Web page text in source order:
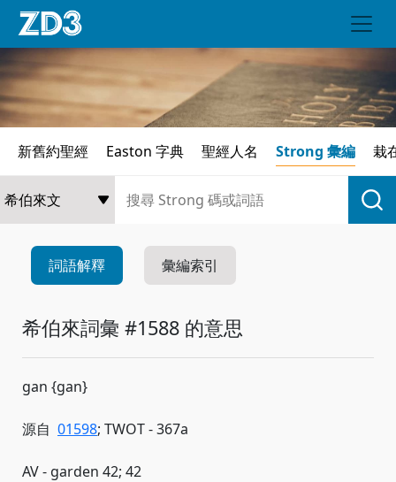
新舊約聖經 Easton 字典 聖經人名 Strong 彙編 栽
詞語解釋 彙編索引
希伯來詞彙 #1588 的意思
gan {gan}
源自 01598; TWOT - 367a
AV - garden 42; 42